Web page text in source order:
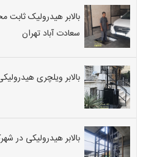
بالابر هیدرولیک
سعادت آباد تهران
بالابر ویلچری
بالابر هیدرولیکی در